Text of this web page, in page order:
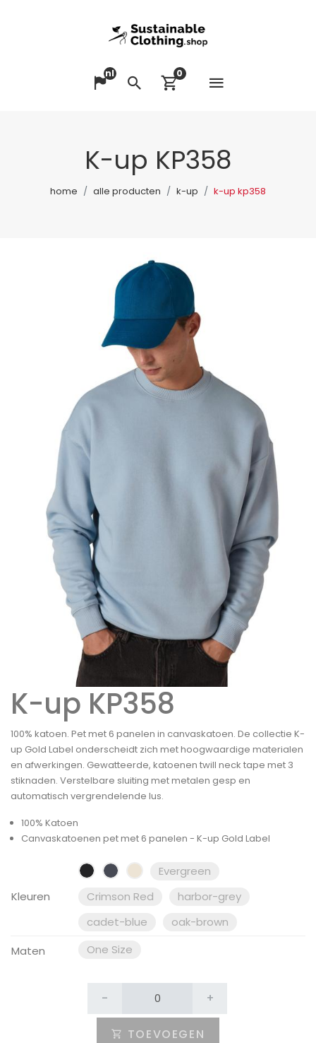
Taal veranderen
nl
ZoekenWinkelwagen
0
K-up KP358
home alle producten k-up k-up kp358
K-up KP358
100% katoen. Pet met 6 panelen in canvaskatoen. De collectie K-
up Gold Label onderscheidt zich met hoogwaardige materialen
en afwerkingen. Gewatteerde, katoenen twill neck tape met 3
stiknaden. Verstelbare sluiting met metalen gesp en
automatisch vergrendelende lus.
100% Katoen
Canvaskatoenen pet met 6 panelen - K-up Gold Label
Kleuren
Evergreen
Crimson Red
harbor-grey
cadet-blue
oak-brown
Maten
One Size
- +
TOEVOEGEN